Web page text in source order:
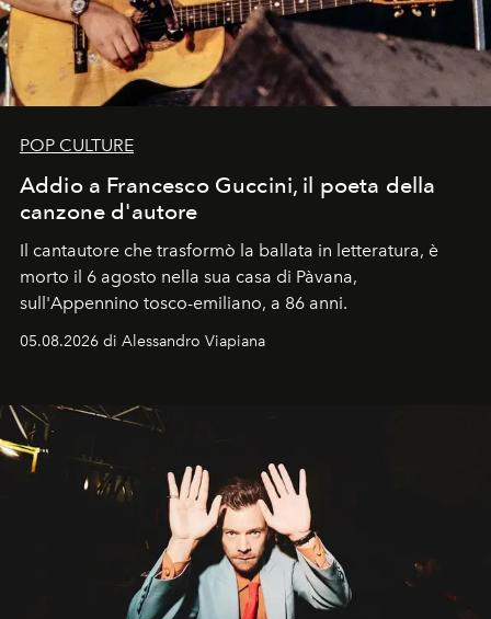
POP CULTURE
Addio a Francesco Guccini, il poeta della
canzone d'autore
Il cantautore che trasformò la ballata in letteratura, è
morto il 6 agosto nella sua casa di Pàvana,
sull'Appennino tosco-emiliano, a 86 anni.
05.08.2026 di Alessandro Viapiana